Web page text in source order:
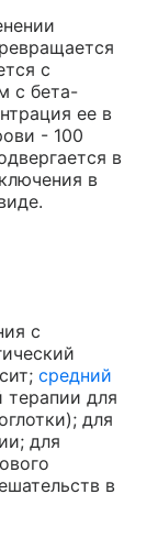
с
с бета-
ее в
- 100
в
в
с
средний
терапии для
для
для
в